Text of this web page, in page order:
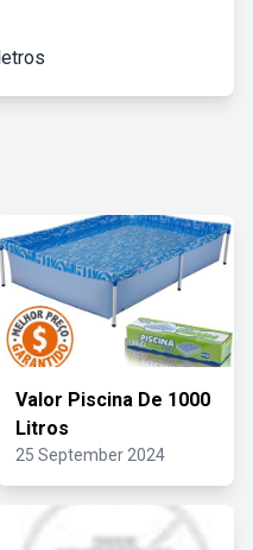
Valor Piscina De 1000
Litros
25 September 2024